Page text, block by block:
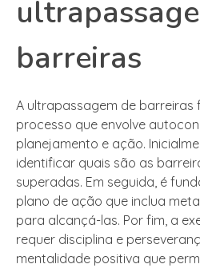
barreiras
A ultrapassagem de barreiras
processo que envolve
planejamento e ação.
identificar quais são as
superadas. Em seguida, é
plano de ação que inclua
para alcançá-las. Por fim, a
requer disciplina e
mentalidade positiva que